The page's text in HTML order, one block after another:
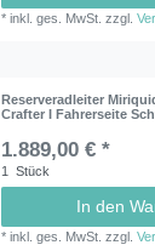
*inkl. ges. MwSt. zzgl.
Reserveradleiter
Crafter I Fahrerseite
1.889,00 € *
1 Stück
In den
*inkl. ges. MwSt. zzgl.